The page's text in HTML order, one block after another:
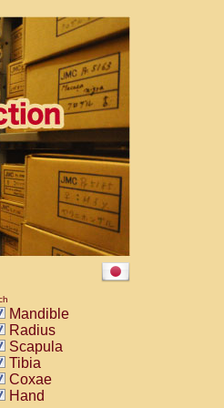
Mandible
Radius
Scapula
Tibia
Coxae
Hand